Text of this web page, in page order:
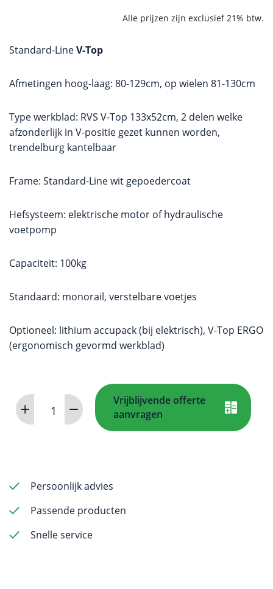
Standard-LineV-Top
Afmetingen hoog-laag: 80-129cm, op wielen 81-130cm
Type werkblad: RVS V-Top 133x52cm, 2 delen welke
afzonderlijk in V-positie gezet kunnen worden,
trendelburg kantelbaar
Frame: Standard-Line wit gepoedercoat
Hefsysteem: elektrische motor of hydraulische
voetpomp
Capaciteit: 100kg
Standaard: monorail, verstelbare voetjes
Optioneel: lithium accupack (bij elektrisch), V-Top ERGO
(ergonomisch gevormd werkblad)
Operatietafel
Standard-
Vrijblijvende offerte
aanvragen
Persoonlijk advies
Passende producten
Snelle service